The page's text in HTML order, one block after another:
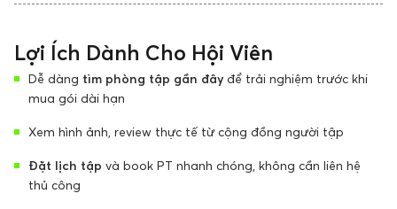
Lợi Ích Dành Cho Hội Viên
Dễ dàng tìm phòng tập gần đây để trải nghiệm trước khi
mua gói dài hạn
Xem hình ảnh, review thực tế từ cộng đồng người tập
Đặt lịch tập và book PT nhanh chóng, không cần liên hệ
thủ công